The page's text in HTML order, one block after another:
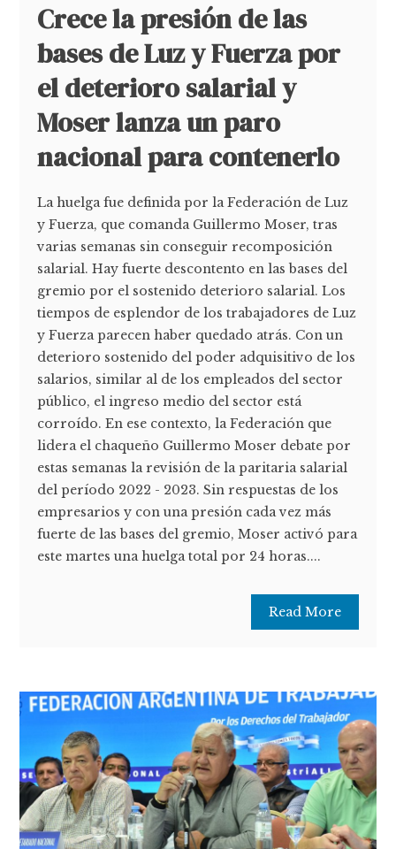
Crece la presión de las
bases de Luz y Fuerza por
el deterioro salarial y
Moser lanza un paro
nacional para contenerlo
La huelga fue definida por la Federación de Luz
y Fuerza, que comanda Guillermo Moser, tras
varias semanas sin conseguir recomposición
salarial. Hay fuerte descontento en las bases del
gremio por el sostenido deterioro salarial. Los
tiempos de esplendor de los trabajadores de Luz
y Fuerza parecen haber quedado atrás. Con un
deterioro sostenido del poder adquisitivo de los
salarios, similar al de los empleados del sector
público, el ingreso medio del sector está
corroído. En ese contexto, la Federación que
lidera el chaqueño Guillermo Moser debate por
estas semanas la revisión de la paritaria salarial
del período 2022 - 2023. Sin respuestas de los
empresarios y con una presión cada vez más
fuerte de las bases del gremio, Moser activó para
este martes una huelga total por 24 horas....
Read More